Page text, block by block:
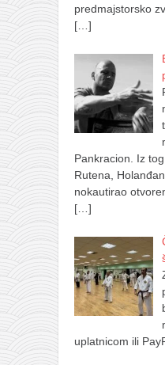
predmajstorsko
[…]
Pankracion. Iz
Rutena,
nokautirao
[…]
uplatnicom ili